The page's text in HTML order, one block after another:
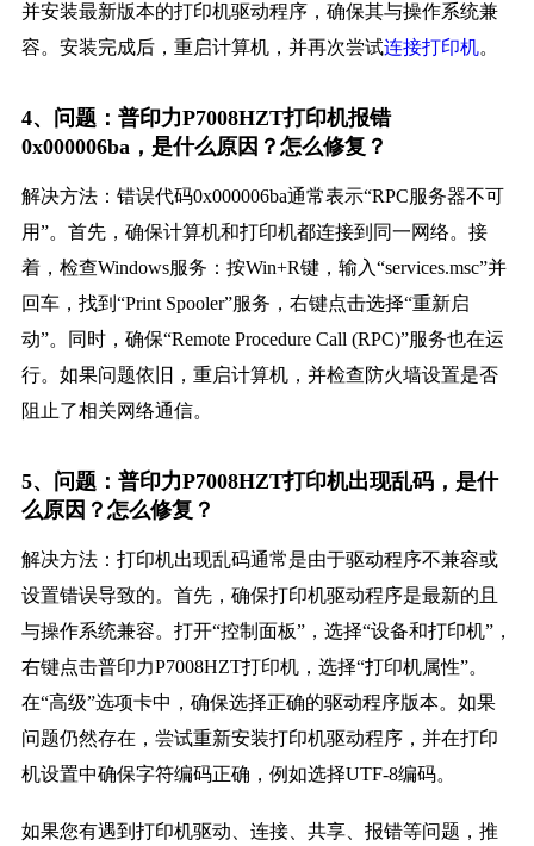
并安装最新版本的打印机驱动程序，确保其与操作系统兼
容。安装完成后，重启计算机，并再次尝试连接打印机。
4、问题：普印力P7008HZT打印机报错
0x000006ba，是什么原因？怎么修复？
解决方法：错误代码0x000006ba通常表示“RPC服务器不可
用”。首先，确保计算机和打印机都连接到同一网络。接
着，检查Windows服务：按Win+R键，输入“services.msc”并
回车，找到“Print Spooler”服务，右键点击选择“重新启
动”。同时，确保“Remote Procedure Call (RPC)”服务也在运
行。如果问题依旧，重启计算机，并检查防火墙设置是否
阻止了相关网络通信。
5、问题：普印力P7008HZT打印机出现乱码，是什
么原因？怎么修复？
解决方法：打印机出现乱码通常是由于驱动程序不兼容或
设置错误导致的。首先，确保打印机驱动程序是最新的且
与操作系统兼容。打开“控制面板”，选择“设备和打印机”，
右键点击普印力P7008HZT打印机，选择“打印机属性”。
在“高级”选项卡中，确保选择正确的驱动程序版本。如果
问题仍然存在，尝试重新安装打印机驱动程序，并在打印
机设置中确保字符编码正确，例如选择UTF-8编码。
如果您有遇到打印机驱动、连接、共享、报错等问题，推